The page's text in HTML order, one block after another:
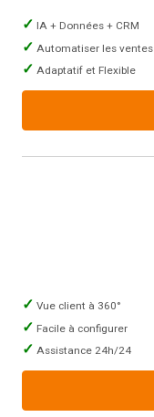
IA + Données + CRM
Automatiser les ventes
Adaptatif et Flexible
Vue client à 360°
Facile à configurer
Assistance 24h/24